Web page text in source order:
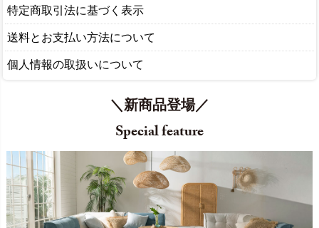
特定商取引法に基づく表示
送料とお支払い方法について
個人情報の取扱いについて
＼新商品登場／
Special feature